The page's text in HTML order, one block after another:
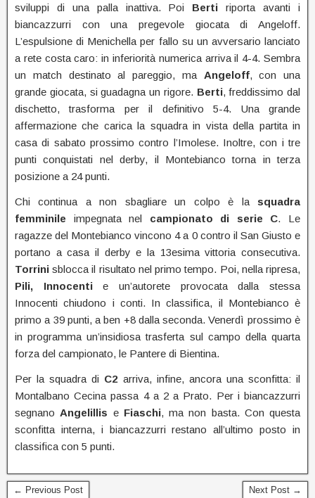
sviluppi di una palla inattiva. Poi Bertiriporta avanti i
biancazzurri con una pregevole giocata di Angeloff.
L’espulsione di Menichella per fallo su un avversario lanciato
a rete costa caro: in inferiorità numerica arriva il 4-4. Sembra
un match destinato al pareggio, ma Angeloff, con una
grande giocata, si guadagna un rigore. Berti, freddissimo dal
dischetto, trasforma per il definitivo 5-4. Una grande
affermazione che carica la squadra in vista della partita in
casa di sabato prossimo contro l’Imolese. Inoltre, con i tre
punti conquistati nel derby, il Montebianco torna in terza
posizione a 24 punti.
Chi continua a non sbagliare un colpo è la squadra
femminile impegnata nel campionato di serie C. Le
ragazze del Montebianco vincono 4 a 0 contro il San Giusto e
portano a casa il derby e la 13esima vittoria consecutiva.
Torrinisblocca il risultato nel primo tempo. Poi, nella ripresa,
Pili, Innocentie un’autorete provocata dalla stessa
Innocenti chiudono i conti. In classifica, il Montebianco è
primo a 39 punti, a ben +8 dalla seconda. Venerdì prossimo è
in programma un’insidiosa trasferta sul campo della quarta
forza del campionato, le Pantere di Bientina.
Per la squadra di C2 arriva, infine, ancora una sconfitta: il
Montalbano Cecina passa 4 a 2 a Prato. Per i biancazzurri
segnano Angelillis e Fiaschi, ma non basta. Con questa
sconfitta interna, i biancazzurri restano all’ultimo posto in
classifica con 5 punti.
← Previous Post Next Post →